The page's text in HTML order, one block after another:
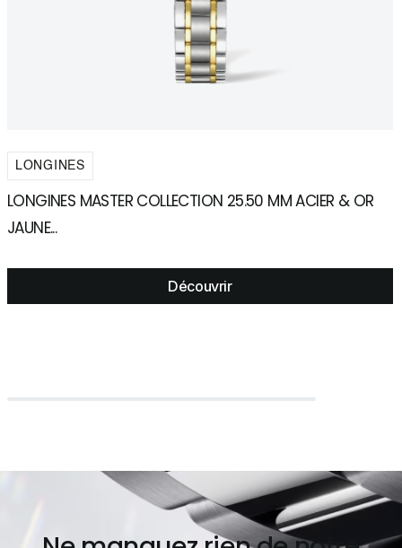
LONGINES
LONGINES MASTER COLLECTION 25.50 MM ACIER & OR
JAUNE...
Découvrir